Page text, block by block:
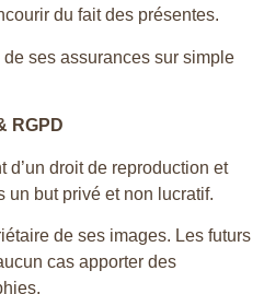
du fait des présentes.
ses assurances sur simple
RGPD
d’un droit de reproduction et
un but privé et non lucratif.
de ses images. Les futurs
cas apporter des